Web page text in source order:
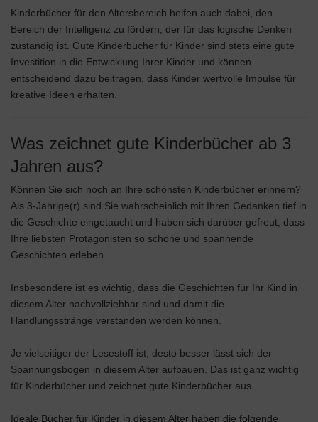
Kinderbücher für den Altersbereich helfen auch dabei, den
Bereich der Intelligenz zu fördern, der für das logische Denken
zuständig ist. Gute Kinderbücher für Kinder sind stets eine gute
Investition in die Entwicklung Ihrer Kinder und können
entscheidend dazu beitragen, dass Kinder wertvolle Impulse für
kreative Ideen erhalten.
Was zeichnet gute Kinderbücher ab 3
Jahren aus?
Können Sie sich noch an Ihre schönsten Kinderbücher erinnern?
Als 3-Jährige(r) sind Sie wahrscheinlich mit Ihren Gedanken tief in
die Geschichte eingetaucht und haben sich darüber gefreut, dass
Ihre liebsten Protagonisten so schöne und spannende
Geschichten erleben.
Insbesondere ist es wichtig, dass die Geschichten für Ihr Kind in
diesem Alter nachvollziehbar sind und damit die
Handlungsstränge verstanden werden können.
Je vielseitiger der Lesestoff ist, desto besser lässt sich der
Spannungsbogen in diesem Alter aufbauen. Das ist ganz wichtig
für Kinderbücher und zeichnet gute Kinderbücher aus.
Ideale Bücher für Kinder in diesem Alter haben die folgende